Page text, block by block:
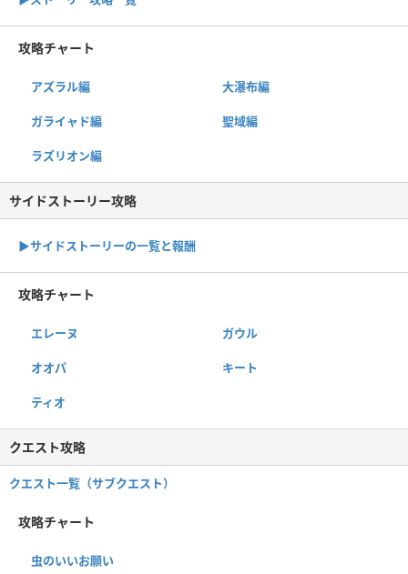
攻略チャート
アズラル編 大瀑布編
ガライャド編 聖域編
ラズリオン編
サイドストーリー攻略
▶サイドストーリーの一覧と報酬
攻略チャート
エレーヌ ガウル
オオパ キート
ティオ
クエスト攻略
クエスト一覧（サブクエスト）
攻略チャート
虫のいいお願い